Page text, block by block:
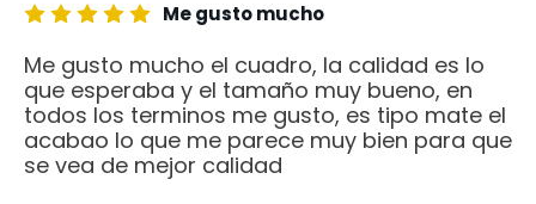
Me gusto mucho
Me gusto mucho el cuadro, la calidad es lo
que esperaba y el tamaño muy bueno, en
todos los terminos me gusto, es tipo mate el
acabao lo que me parece muy bien para que
se vea de mejor calidad